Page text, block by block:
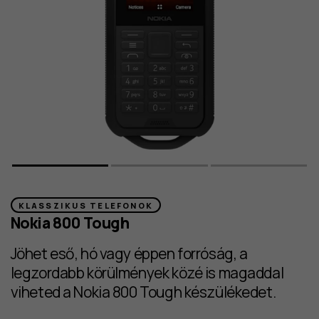
KLASSZIKUS TELEFONOK
Nokia 800 Tough
Jöhet eső, hó vagy éppen forróság, a
legzordabb körülmények közé is magaddal
viheted a Nokia 800 Tough készülékedet.